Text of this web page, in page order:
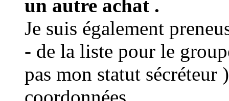
un autre achat .
Je suis également
- de la liste pour le
pas mon statut sécréteur